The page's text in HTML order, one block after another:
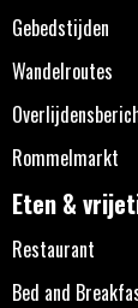
Gebedstijden
Wandelroutes
Rommelmarkt
Eten &
Restaurant
Bed and